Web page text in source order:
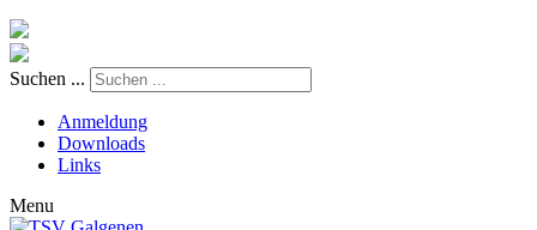
Suchen ...
Anmeldung
Downloads
Links
Menu